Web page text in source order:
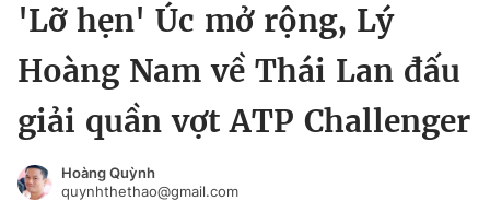
Chuyên mục
Chuyên mục khác
Chào ngày mới
Đổi mật khẩu
Tin đã lưu
Tin đã xem
Đăng xuất
'Lỡ hẹn' Úc mở rộng, Lý
Hoàng Nam về Thái Lan đấu
giải quần vợt ATP Challenger
Hoàng Quỳnh
quynhthethao@gmail.com